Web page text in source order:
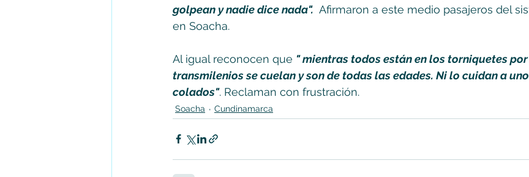
golpean y nadie dice nada".
Afirmaron a este medio pasajeros del
en Soacha.
Al igual reconocen que " mientras todos están en los torniquetes
transmilenios se cuelan y son de todas las edades. Ni lo cuidan a
colados". Reclaman con frustración.
Soacha Cundinamarca